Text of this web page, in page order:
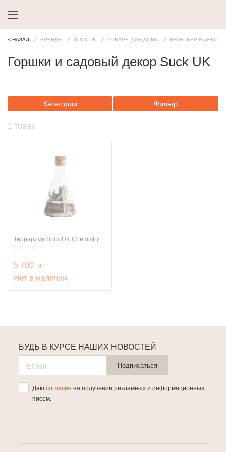
< НАЗАД БРЕНДЫ SUCK UK ТОВАРЫ ДЛЯ ДОМА ИНТЕРЬЕР И ДЕКОР
Горшки и садовый декор Suck UK
Категории Фильтр
1 товар
Террариум Suck UK Chemistry
SUCK UK
5 700 руб.
o
Нет в наличии
БУДЬ В КУРСЕ НАШИХ НОВОСТЕЙ
Подписаться
Даю согласие на получение рекламных и информационных
писем.